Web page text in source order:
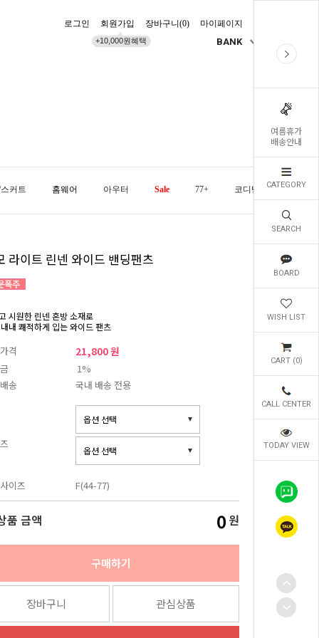
여름휴가
배송안내
CATEGORY
SEARCH
BOARD
WISH LIST
CART (0)
CALL CENTER
TODAY VIEW
로그인 회원가입
+10,000원혜택
장바구니(0) 마이페이지
BANK
커트 홈웨어 아우터 Sale 77+ 코디템 오늘발송
라이트 린넨 와이드 밴딩팬츠
시원한 린넨 혼방 소재로
내 쾌적하게 입는 와이드 팬츠
격 21,800 원
1%
송
국내 배송 전용
이즈 F(44-77)
품 금액 0 원
구매하기
장바구니 관심상품